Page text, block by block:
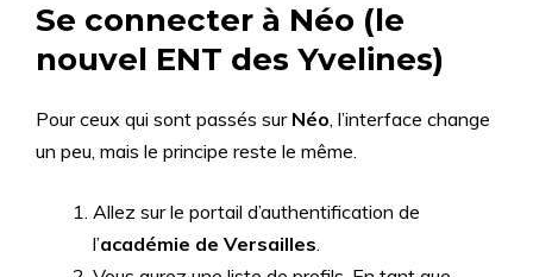
Se connecter à Néo (le
nouvel ENT des Yvelines)
Pour ceux qui sont passés sur Néo, l’interface change
un peu, mais le principe reste le même.
Allez sur le portail d’authentification de
l’académie de Versailles.